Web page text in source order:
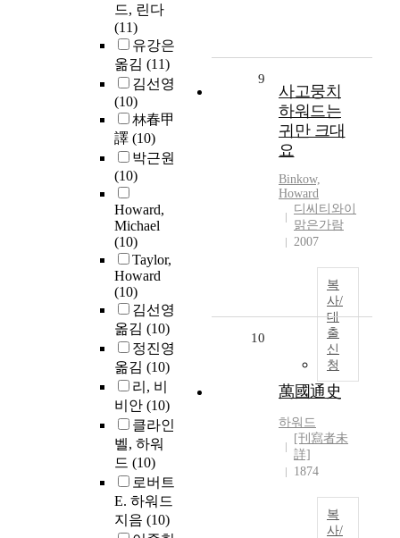
드, 린다
(11)
유강은
옮김 (11)
김선영
(10)
林春甲
譯 (10)
박근원
(10)
Howard,
Michael
(10)
Taylor,
Howard
(10)
김선영
옮김 (10)
정진영
옮김 (10)
리, 비
비안 (10)
클라인
벨, 하워
드 (10)
로버트
E. 하워드
지음 (10)
9
사고뭉치
하워드는
귀만 크대
요
Binkow,
Howard
디씨티와이
맑은가람
2007
복
사/
대
출
신
청
10
萬國通史
하워드
[刊寫者未
詳]
1874
복
사/